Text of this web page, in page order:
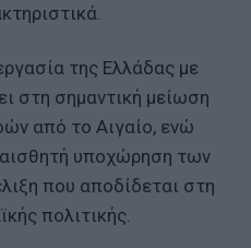
της Ελλάδας με
στη σημαντική μείωση
από το Αιγαίο, ενώ
υποχώρηση των
που αποδίδεται στη
πολιτικής.